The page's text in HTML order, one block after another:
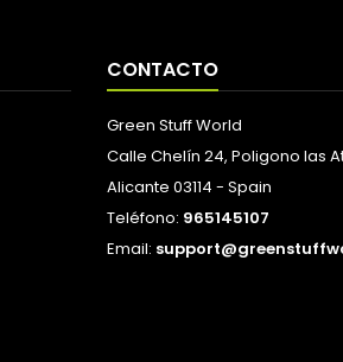
CONTACTO
Green Stuff World
Calle Chelín 24, Poligono las
Alicante 03114 - Spain
Teléfono: 965145107
Email: